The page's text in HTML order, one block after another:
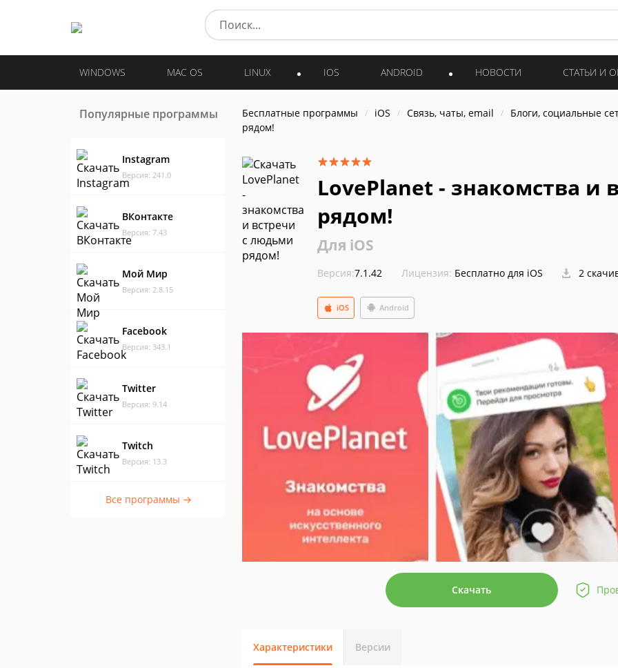
WINDOWS MAC OS LINUX IOS ANDROID НОВОСТИ СТАТЬИ И
Популярные программы
Instagram
Версия: 241.0
ВКонтакте
Версия: 7.43
Мой Мир
Версия: 2.8.15
Facebook
Версия: 343.1
Twitter
Версия: 9.14
Twitch
Версия: 13.3
Все программы →
Бесплатные программы iOS Связь, чаты, email
Блоги, социальные
рядом!
LovePlanet - знакомства и
рядом!
Для iOS
Версия:7.1.42 Лицензия: Бесплатно для iOS 2
Android
iOS
Скачать
Характеристики Версии